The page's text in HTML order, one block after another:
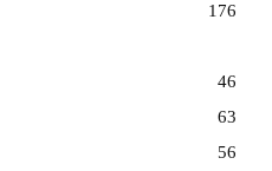
176
46
63
56